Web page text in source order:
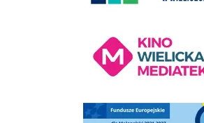
Punkt Obsługi Ekodoradcy Wieliczka